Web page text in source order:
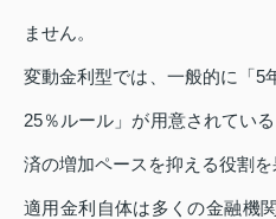
ません。
変動金利型では、一般的に「5
25％ルール」が用意されてい
済の増加ペースを抑える役割を
適用金利自体は多くの金融機